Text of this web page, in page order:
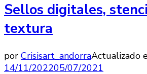
Sellos digitales,
textura
por Crisisart_andorraActualizado
14/11/202205/07/2021